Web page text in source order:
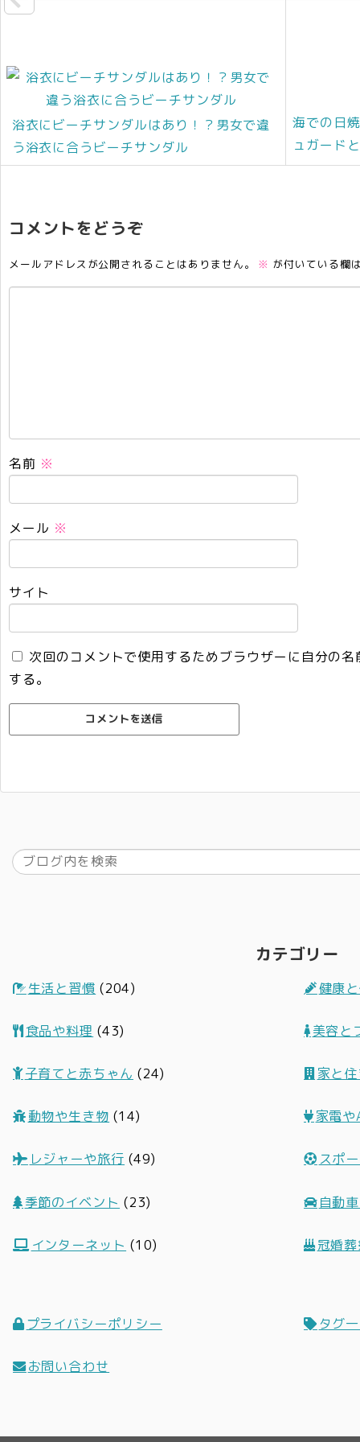
浴衣にビーチサンダルはあり！？男女で違
う浴衣に合うビーチサンダル
海での日
ュガード
コメントをどうぞ
メールアドレスが公開されることはありません。 ※ が付いている欄
名前 ※
メール ※
サイト
次回のコメントで使用するためブラウザーに自分の
する。
カテゴリー
生活と習慣 (204) 健康
食品や料理 (43) 美容と
子育てと赤ちゃん (24) 家と
動物や生き物 (14) 家電や
レジャーや旅行 (49) スポ
季節のイベント (23) 自動
インターネット (10) 冠婚
プライバシーポリシー タグ
お問い合わせ